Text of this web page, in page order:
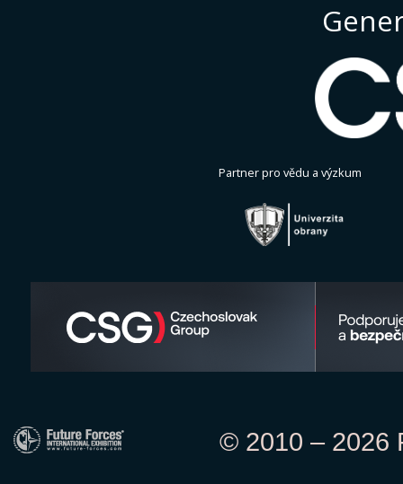
Partner pro vědu a výzkum
© 2010 – 2026